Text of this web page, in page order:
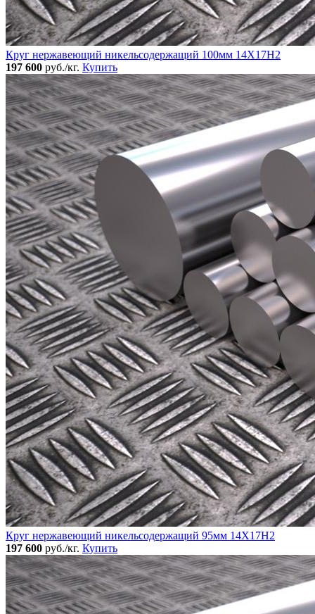
Круг нержавеющий никельсодержащий 100мм 14Х17Н2
197 600 руб./кг. Купить
Круг нержавеющий никельсодержащий 95мм 14Х17Н2
197 600 руб./кг. Купить